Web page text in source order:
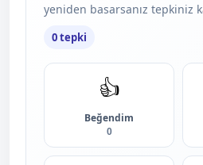
yeniden basarsanız tepkiniz
0 tepki
👍
Beğendim
0